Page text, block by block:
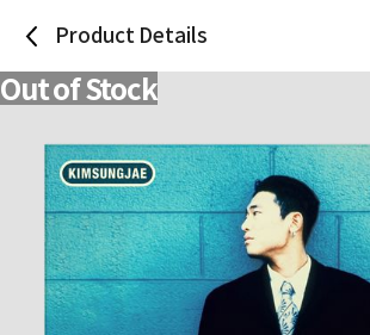
Product Details
Out of Stock